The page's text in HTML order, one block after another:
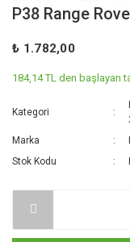
P38 Range
₺ 1.782,00
184,14 TL den başlayan
Kategori
Marka
Stok Kodu